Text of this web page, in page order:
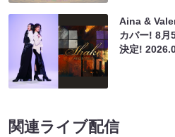
Aina &
カバー! 8月
決定!
関連ライブ配信